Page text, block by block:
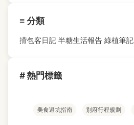
≡ 分類
揹包客日記 半糖生活報告 綠植筆記
# 熱門標籤
美食避坑指南 別府行程規劃